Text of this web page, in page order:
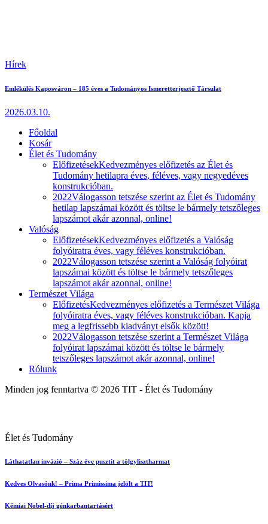
Hírek
Emlékülés Kaposváron – 185 éves a Tudományos Ismeretterjesztő Társulat
2026.03.10.
Főoldal
Kosár
Élet és Tudomány
ElőfizetésekKedvezményes előfizetés az Élet és
Tudomány hetilapra éves, féléves, vagy negyedéves
konstrukcióban.
2022Válogasson tetszése szerint az Élet és Tudomány
hetilap lapszámai között és töltse le bármely tetszőleges
lapszámot akár azonnal, online!
Valóság
ElőfizetésekKedvezményes előfizetés a Valóság
folyóiratra éves, vagy féléves konstrukcióban.
2022Válogasson tetszése szerint a Valóság folyóirat
lapszámai között és töltse le bármely tetszőleges
lapszámot akár azonnal, online!
Természet Világa
ElőfizetésKedvezményes előfizetés a Természet Világa
folyóiratra éves, vagy féléves konstrukcióban. Kapja
meg a legfrissebb kiadványt elsők között!
2022Válogasson tetszése szerint a Természet Világa
folyóirat lapszámai között és töltse le bármely
tetszőleges lapszámot akár azonnal, online!
Rólunk
Minden jog fenntartva © 2026 TIT - Élet és Tudomány
Élet és Tudomány
Láthatatlan invázió – Száz éve pusztít a tölgylisztharmat
Kedves Olvasónk! – Prima Primissima jelölt a TIT!
Kémiai Nobel-díj génkarbantartásért